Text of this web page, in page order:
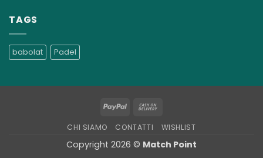
TAGS
babolat Padel
PayPal
Delivery
CHI SIAMO CONTATTI WISHLIST
Copyright 2026 © Match Point